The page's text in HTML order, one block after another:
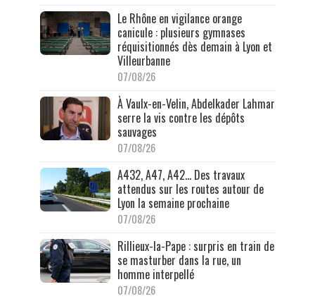
Le Rhône en vigilance orange
canicule : plusieurs gymnases
réquisitionnés dès demain à Lyon et
Villeurbanne
07/08/26
À Vaulx-en-Velin, Abdelkader Lahmar
serre la vis contre les dépôts
sauvages
07/08/26
A432, A47, A42… Des travaux
attendus sur les routes autour de
Lyon la semaine prochaine
07/08/26
Rillieux-la-Pape : surpris en train de
se masturber dans la rue, un
homme interpellé
07/08/26